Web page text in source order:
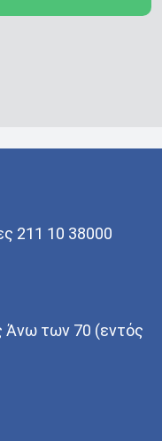
211 10 38000
Άνω των 70 (εντός